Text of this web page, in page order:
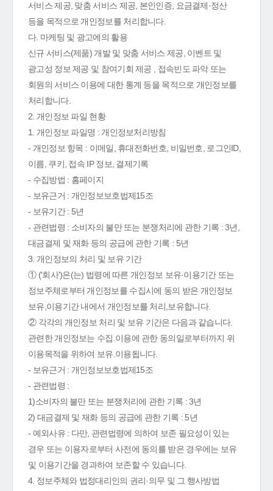
서비스 제공, 맞춤 서비스 제공, 본인인증, 요금결제·정산
등을 목적으로 개인정보를 처리합니다.
다. 마케팅 및 광고에의 활용
신규 서비스(제품) 개발 및 맞춤 서비스 제공, 이벤트 및
광고성 정보 제공 및 참여기회 제공 , 접속빈도 파악 또는
회원의 서비스 이용에 대한 통계 등을 목적으로 개인정보를
처리합니다.
2. 개인정보 파일 현황
1. 개인정보 파일명 : 개인정보처리방침
- 개인정보 항목 : 이메일, 휴대전화번호, 비밀번호, 로그인ID,
이름, 쿠키, 접속 IP 정보, 결제기록
- 수집방법 : 홈페이지
- 보유근거 : 개인정보보호법제15조
- 보유기간 : 5년
- 관련법령 : 소비자의 불만 또는 분쟁처리에 관한 기록 : 3년,
대금결제 및 재화 등의 공급에 관한 기록 : 5년
3. 개인정보의 처리 및 보유 기간
① ('회사')은(는) 법령에 따른 개인정보 보유·이용기간 또는
정보주체로부터 개인정보를 수집시에 동의 받은 개인정보
보유,이용기간 내에서 개인정보를 처리,보유합니다.
② 각각의 개인정보 처리 및 보유 기간은 다음과 같습니다.
관련한 개인정보는 수집.이용에 관한 동의일로부터까지 위
이용목적을 위하여 보유.이용됩니다.
- 보유근거 : 개인정보보호법제15조
- 관련법령 :
1)소비자의 불만 또는 분쟁처리에 관한 기록 : 3년
2) 대금결제 및 재화 등의 공급에 관한 기록 : 5년
- 예외사유 : 다만, 관련법령에 의하여 보존 필요성이 있는
경우 또는 이용자로부터 사전에 동의를 받은 경우에는 보유
및 이용기간을 경과하여 보존할 수 있습니다.
4. 정보주체와 법정대리인의 권리·의무 및 그 행사방법